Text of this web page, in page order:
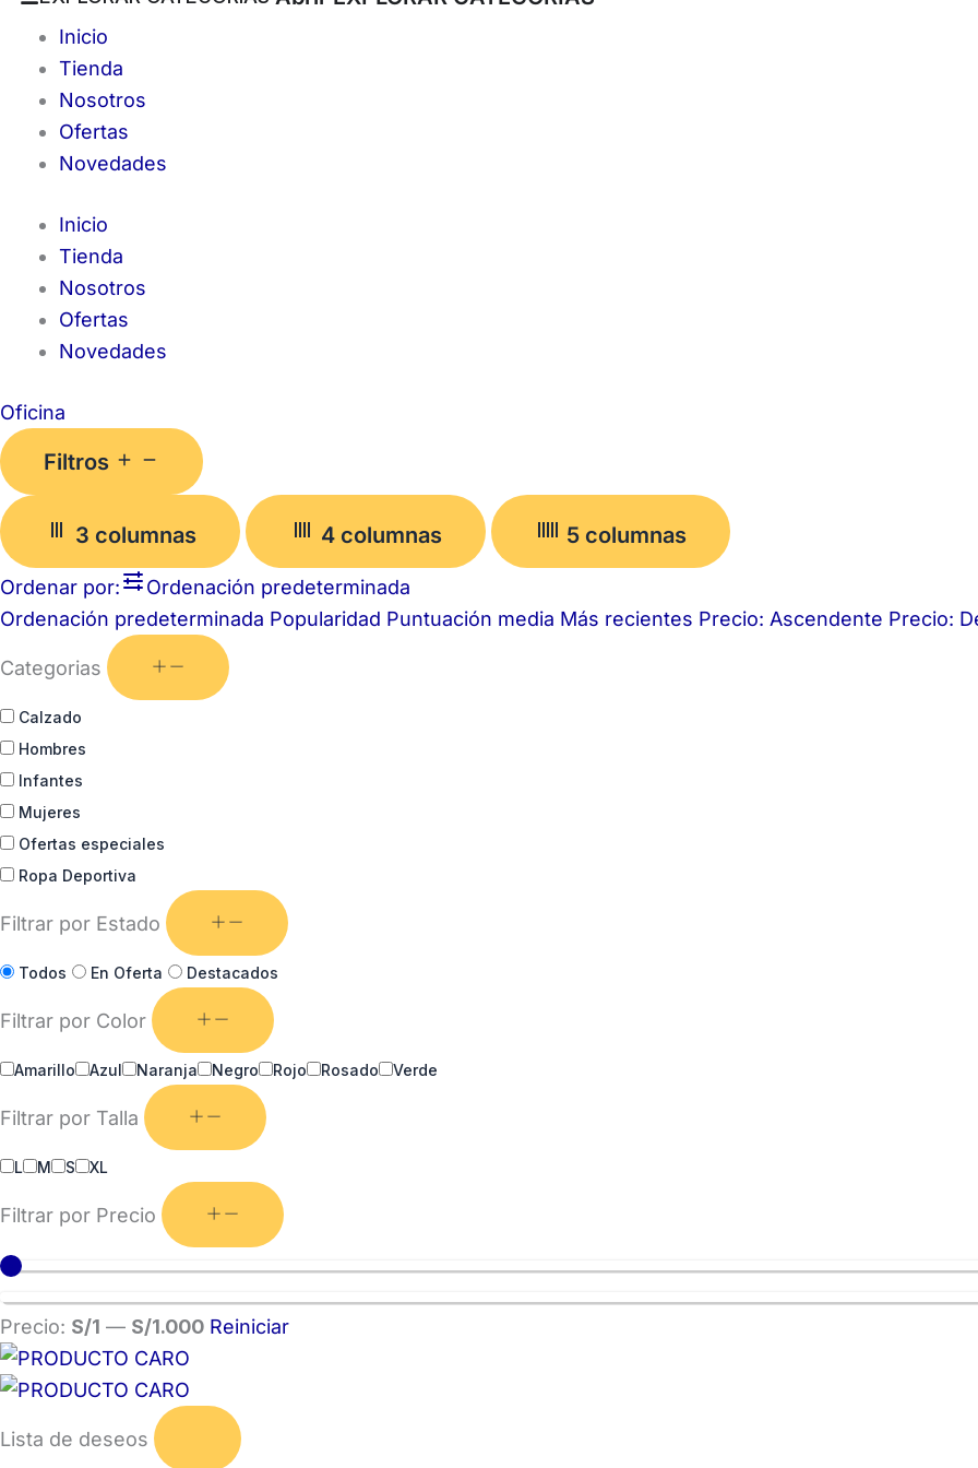
Inicio
Tienda
Nosotros
Ofertas
Novedades
Inicio
Tienda
Nosotros
Ofertas
Novedades
Oficina
Filtros
3 columnas 4 columnas 5 columnas
Ordenar por:
Ordenación predeterminada
Ordenación predeterminada Popularidad Puntuación media Más recientes Precio: Ascendente Precio:
Categorias
Calzado
Hombres
Infantes
Mujeres
Ofertas especiales
Ropa Deportiva
Filtrar por Estado
Todos En Oferta Destacados
Filtrar por Color
Amarillo Azul Naranja Negro Rojo Rosado Verde
Filtrar por Talla
L M S XL
Filtrar por Precio
Precio: S/1 — S/1.000 Reiniciar
Lista de deseos